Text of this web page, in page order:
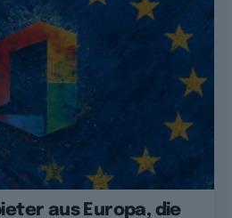
aus Europa, die